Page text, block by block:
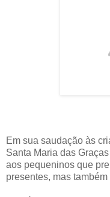
Em sua saudação às
Santa Maria das
aos pequeninos que
presentes, mas